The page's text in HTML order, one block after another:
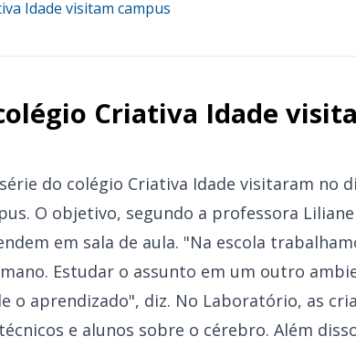
Idade visitam campus
Criativa Idade
do colégio Criativa Idade visitaram no
O objetivo, segundo a professora
em sala de aula. "Na escola
Estudar o assunto em um outro
o aprendizado", diz. No Laboratório, as
e alunos sobre o cérebro. Além